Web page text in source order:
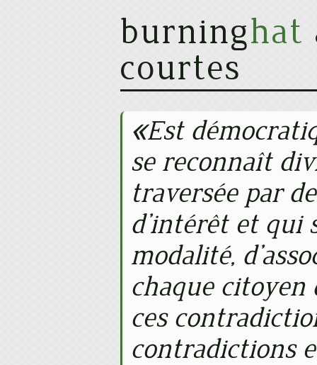
burninghat
courtes
Est
se reconnaît
traversée par
d’intérêt et qui
modalité,
chaque citoyen
ces
contradictions